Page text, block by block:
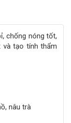
chống nóng tốt,
và tạo tính thẩm
nâu trà